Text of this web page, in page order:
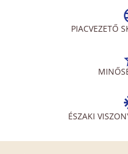
PIACVEZETŐ
ÉSZAKI